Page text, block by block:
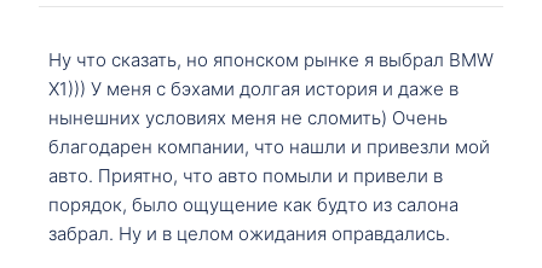
Ну что сказать, но японском рынке я выбрал BMW
X1))) У меня с бэхами долгая история и даже в
нынешних условиях меня не сломить) Очень
благодарен компании, что нашли и привезли мой
авто. Приятно, что авто помыли и привели в
порядок, было ощущение как будто из салона
забрал. Ну и в целом ожидания оправдались.